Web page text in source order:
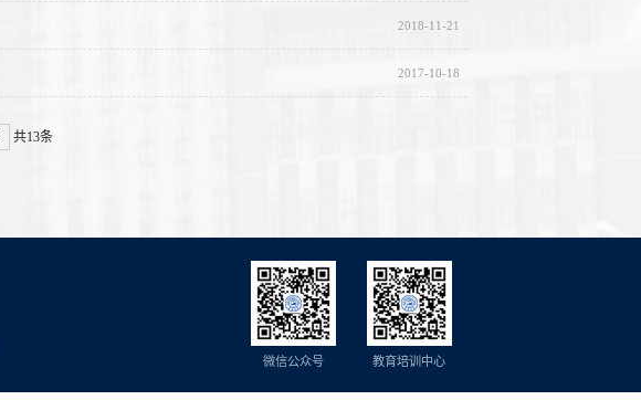
2018-11-21
2017-10-18
共13条
微信公众号 教育培训中心